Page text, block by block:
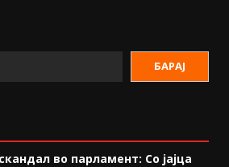
БАРАЈ
во парламент: Со јајца